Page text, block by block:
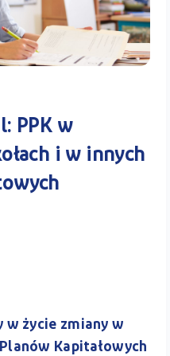
PPK w
i w innych
w życie zmiany w
Kapitałowych